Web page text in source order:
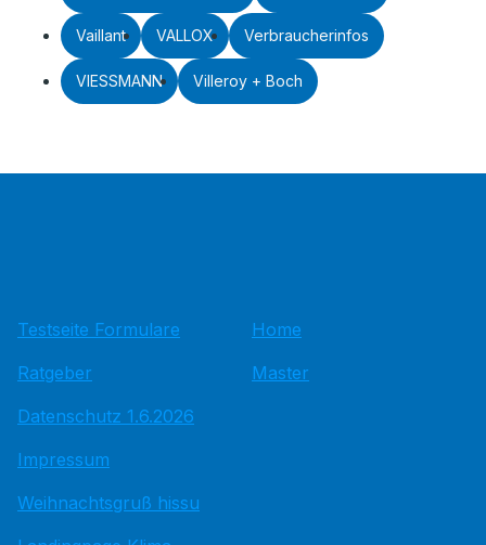
Vaillant VALLOX Verbraucherinfos
VIESSMANN Villeroy + Boch
Testseite Formulare
Ratgeber
Datenschutz 1.6.2026
Impressum
Weihnachtsgruß hissu
Home
Master